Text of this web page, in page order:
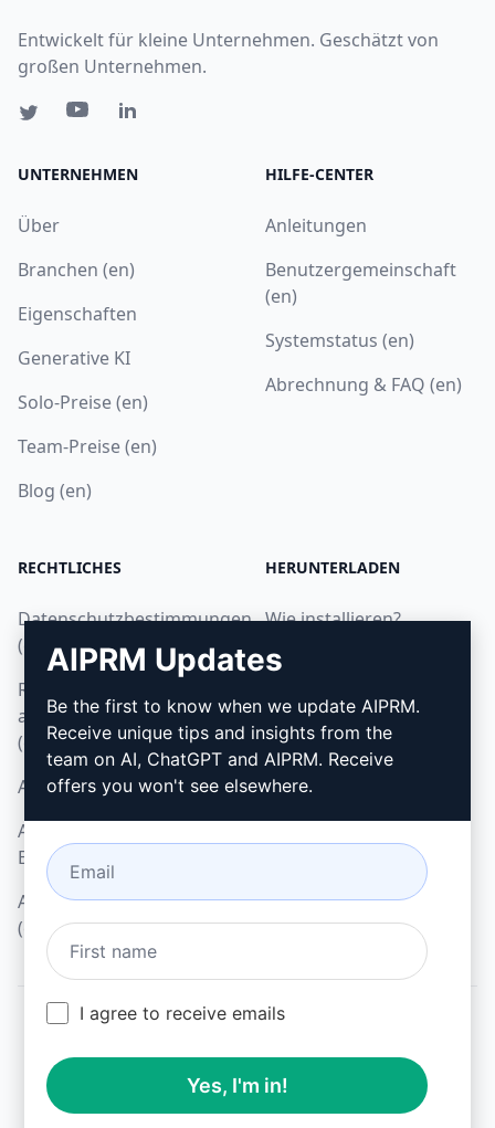
Entwickelt für kleine Unternehmen. Geschätzt von
großen Unternehmen.
UNTERNEHMEN
Über
Branchen (en)
Eigenschaften
Generative KI
Solo-Preise (en)
Team-Preise (en)
Blog (en)
HILFE-CENTER
Anleitungen
Benutzergemeinschaft
(en)
Systemstatus (en)
Abrechnung & FAQ (en)
RECHTLICHES
Datenschutzbestimmungen
(en)
Richtlinien zur
akzeptablen Nutzung
(en)
AGB (en)
AGB für Browser-
Erweiterungen (en)
AGB für Verrechnung
(en)
HERUNTERLADEN
Wie installieren?
Google Chrome
Microsoft Edge
All logos, trademarks, and registered trademarks are the
property of their respective owners.
AIPRM and other related brand names are registered
AIPRM Updates
Be the first to know when we update AIPRM.
Receive unique tips and insights from the
team on AI, ChatGPT and AIPRM. Receive
offers you won't see elsewhere.
I agree to receive emails
Yes, I'm in!